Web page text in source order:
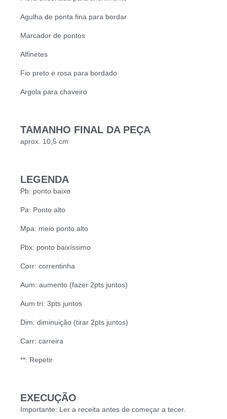
Agulha de ponta fina para bordar
Marcador de pontos
Alfinetes
Fio preto e rosa para bordado
Argola para chaveiro
TAMANHO FINAL DA PEÇA
aprox. 10,5 cm
LEGENDA
Pb: ponto baixo
Pa: Ponto alto
Mpa: meio ponto alto
Pbx: ponto baixíssimo
Corr: correntinha
Aum: aumento (fazer 2pts juntos)
Aum tri: 3pts juntos
Dim: diminuição (tirar 2pts juntos)
Carr: carreira
**: Repetir
EXECUÇÃO
Importante: Ler a receita antes de começar a tecer.